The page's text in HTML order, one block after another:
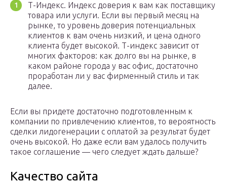
Т-Индекс. Индекс доверия к вам как поставщику
товара или услуги. Если вы первый месяц на
рынке, то уровень доверия потенциальных
клиентов к вам очень низкий, и цена одного
клиента будет высокой. Т-индекс зависит от
многих факторов: как долго вы на рынке, в
каком районе города у вас офис, достаточно
проработан ли у вас фирменный стиль и так
далее.
Если вы придете достаточно подготовленным к
компании по привлечению клиентов, то вероятность
сделки лидогенерации с оплатой за результат будет
очень высокой. Но даже если вам удалось получить
такое соглашение — чего следует ждать дальше?
Качество сайта